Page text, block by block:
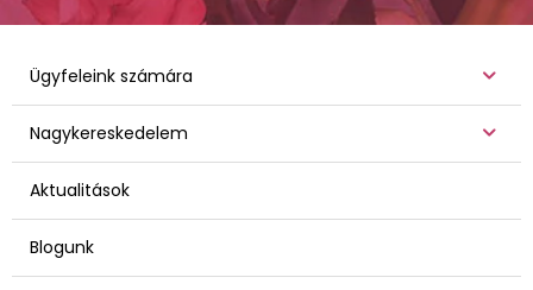
Ügyfeleink számára
Nagykereskedelem
Aktualitások
Blogunk